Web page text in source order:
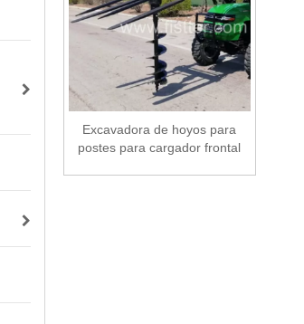
Excavadora de hoyos para
postes para cargador frontal